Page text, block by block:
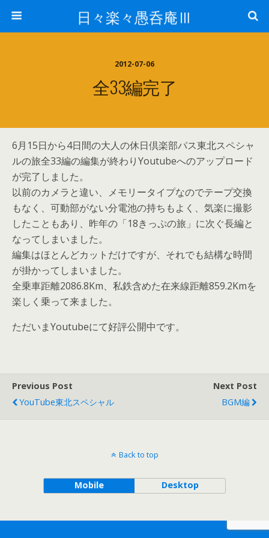
日々楽々愚呑庵Ⅲ
2012-07-06
全33編完了
6月15日から4日間の大人の休日倶楽部パス東北スペシャ
ルの旅全33編の編集が終わりYoutubeへのアップロード
が完了しました。
以前のカメラと違い、メモリータイプなのでテープ交換
もなく、可動部がない分電池の持ちもよく、気楽に撮影
したこともあり、昨年の「18きっぷの旅」に次ぐ長編と
なってしまいました。
編集はほとんどカットだけですが、それでも結構な時間
が掛かってしまいました。
全乗車距離2086.8Km、私鉄含めた在来線距離859.2Kmを
楽しく乗って来ました。
ただいまYoutubeにて好評公開中です。
Previous Post
YouTube東北スペシャル
Next Post
BGM編
Back to top
Mobile Desktop